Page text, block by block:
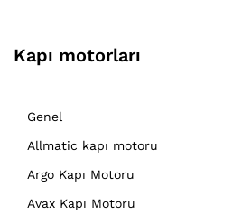
Kapı motorları
Genel
Allmatic kapı motoru
Argo Kapı Motoru
Avax Kapı Motoru